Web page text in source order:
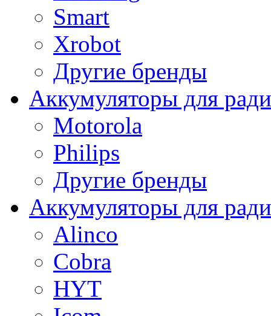
Smart
Xrobot
Другие бренды
Аккумуляторы для
Motorola
Philips
Другие бренды
Аккумуляторы для
Alinco
Cobra
HYT